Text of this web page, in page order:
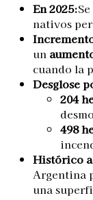
En 2025:
nativos
un
cuando la
Desglose
204
498
Histórico
Argentina
una